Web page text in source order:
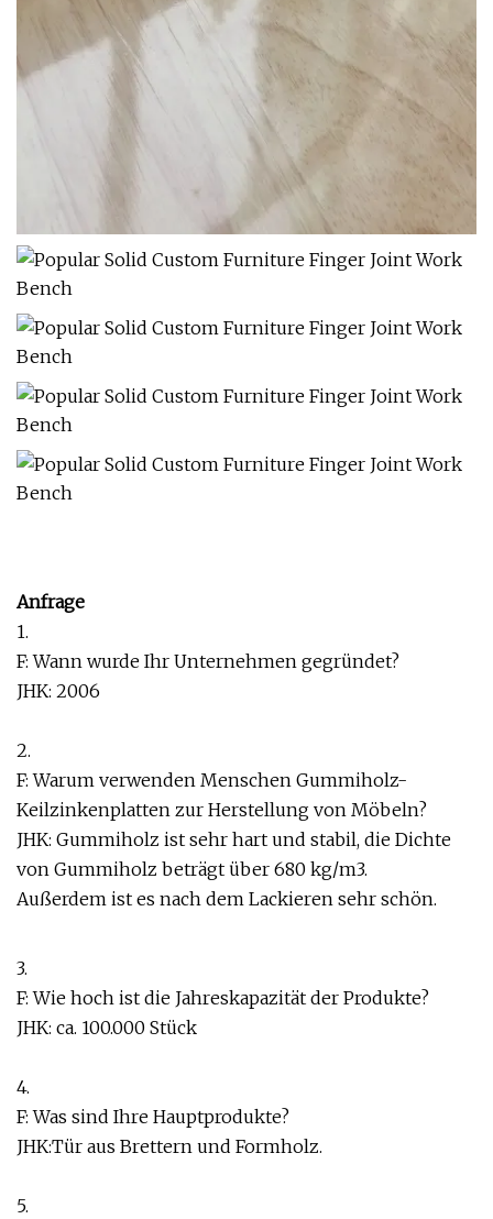
Anfrage
1.
F: Wann wurde Ihr Unternehmen gegründet?
JHK: 2006
2.
F: Warum verwenden Menschen Gummiholz-
Keilzinkenplatten zur Herstellung von Möbeln?
JHK: Gummiholz ​​ist sehr hart und stabil, die Dichte
von Gummiholz ​​beträgt über 680 kg/m3.
Außerdem ist es nach dem Lackieren sehr schön.
3.
F: Wie hoch ist die Jahreskapazität der Produkte?
JHK: ca. 100.000 Stück
4.
F: Was sind Ihre Hauptprodukte?
JHK:Tür aus Brettern und Formholz.
5.